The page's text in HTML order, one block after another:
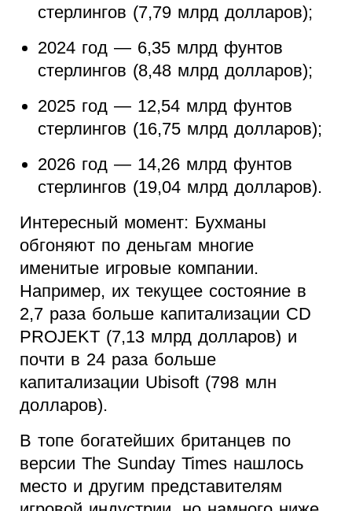
стерлингов (7,79 млрд долларов);
2024 год — 6,35 млрд фунтов
стерлингов (8,48 млрд долларов);
2025 год — 12,54 млрд фунтов
стерлингов (16,75 млрд долларов);
2026 год — 14,26 млрд фунтов
стерлингов (19,04 млрд долларов).
Интересный момент: Бухманы
обгоняют по деньгам многие
именитые игровые компании.
Например, их текущее состояние в
2,7 раза больше капитализации CD
PROJEKT (7,13 млрд долларов) и
почти в 24 раза больше
капитализации Ubisoft (798 млн
долларов).
В топе богатейших британцев по
версии The Sunday Times нашлось
место и другим представителям